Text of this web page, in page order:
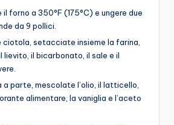
il forno a 350°F (175°C) e ungere due
da 9 pollici.
ciotola, setacciate insieme la farina,
lievito, il bicarbonato, il sale e il
a parte, mescolate l’olio, il latticello,
alimentare, la vaniglia e l’aceto